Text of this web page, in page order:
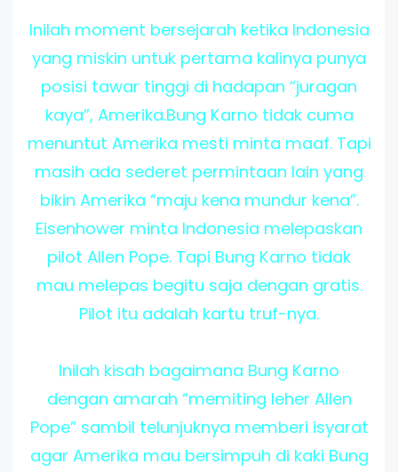
Inilah moment bersejarah ketika Indonesia
yang miskin untuk pertama kalinya punya
posisi tawar tinggi di hadapan “juragan
kaya”, Amerika.Bung Karno tidak cuma
menuntut Amerika mesti minta maaf. Tapi
masih ada sederet permintaan lain yang
bikin Amerika “maju kena mundur kena”.
Eisenhower minta Indonesia melepaskan
pilot Allen Pope. Tapi Bung Karno tidak
mau melepas begitu saja dengan gratis.
Pilot itu adalah kartu truf-nya.
Inilah kisah bagaimana Bung Karno
dengan amarah “memiting leher Allen
Pope” sambil telunjuknya memberi isyarat
agar Amerika mau bersimpuh di kaki Bung